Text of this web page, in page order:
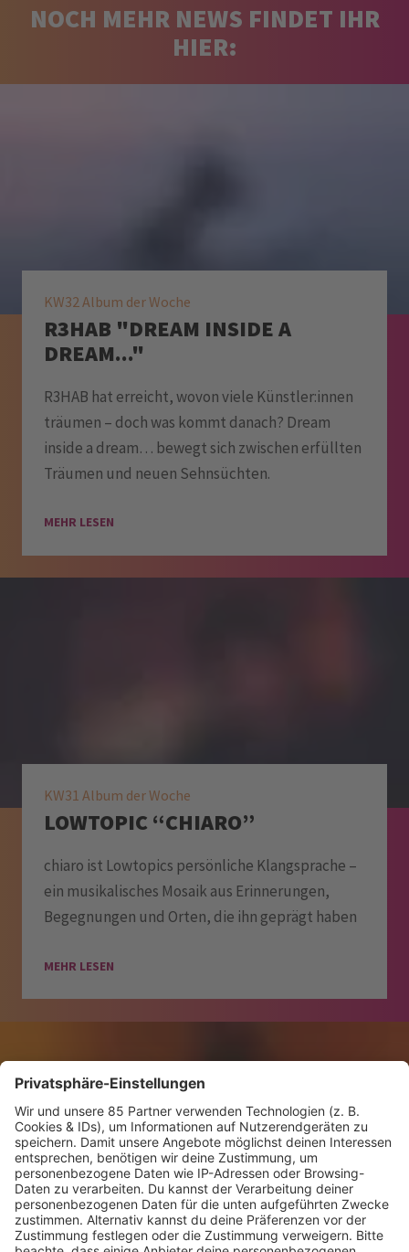
NOCH MEHR NEWS FINDET IHR
HIER:
KW32 Album der Woche
R3HAB "DREAM INSIDE A
DREAM..."
R3HAB hat erreicht, wovon viele Künstler:innen
träumen – doch was kommt danach? Dream
inside a dream… bewegt sich zwischen erfüllten
Träumen und neuen Sehnsüchten.
MEHR LESEN
KW31 Album der Woche
LOWTOPIC “CHIARO”
chiaro ist Lowtopics persönliche Klangsprache –
ein musikalisches Mosaik aus Erinnerungen,
Begegnungen und Orten, die ihn geprägt haben
MEHR LESEN
KW30 Album der Woche